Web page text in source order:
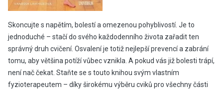
Skoncujte s napětím, bolestí a omezenou pohyblivostí. Je to
jednoduché – stačí do svého každodenního života zařadit ten
správný druh cvičení. Osvalení je totiž nejlepší prevencí a zabrání
tomu, aby většina potíží vůbec vznikla. A pokud vás již bolesti trápí,
není nač čekat. Staňte se s touto knihou svým vlastním
fyzioterapeutem – díky širokému výběru cviků pro všechny části